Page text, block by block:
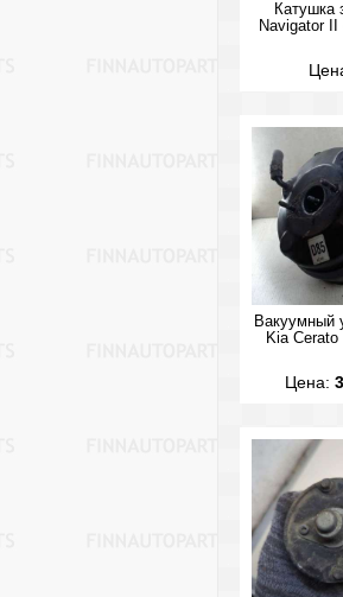
Катушка
Navigator II
Вакуумный
Kia Cerato
Цена: